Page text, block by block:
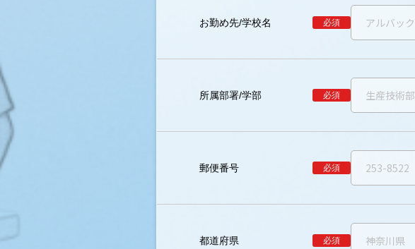
お勤め先/学校名 必須
所属部署/学部 必須
郵便番号 必須
都道府県 必須